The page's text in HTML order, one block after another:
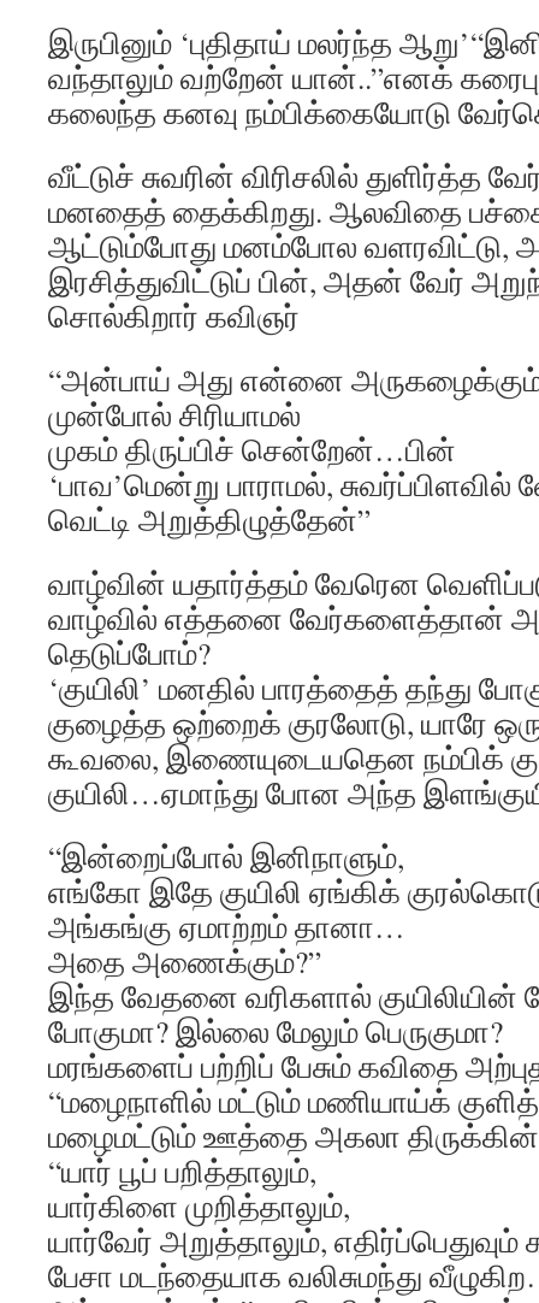
இருபினும் ‘புதிதாய் மலர்ந்த
வந்தாலும் வற்றேன் யான்..”எனக்
கலைந்த கனவு நம்பிக்கையோடு
வீட்டுச் சுவரின் விரிசலில் துளிர்த்த
மனதைத் தைக்கிறது. ஆலவிதை
ஆட்டும்போது மனம்போல வளரவிட்டு,
இரசித்துவிட்டுப் பின், அதன் வேர்
சொல்கிறார் கவிஞர்
“அன்பாய் அது என்னை
முன்போல் சிரியாமல்
முகம் திருப்பிச் சென்றேன்…பின்
‘பாவ’மென்று பாராமல், சுவர்ப்பிளவில்
வெட்டி அறுத்திழுத்தேன்”
வாழ்வின் யதார்த்தம் வேரென
வாழ்வில் எத்தனை வேர்களைத்தான்
தெடுப்போம்?
‘குயிலி’ மனதில் பாரத்தைத் தந்து
குழைத்த ஒற்றைக் குரலோடு, யாரே
கூவலை, இணையுடையதென நம்பிக்
குயிலி…ஏமாந்து போன அந்த
“இன்றைப்போல் இனிநாளும்,
எங்கோ இதே குயிலி ஏங்கிக்
அங்கங்கு ஏமாற்றம் தானா…
அதை அணைக்கும்?”
இந்த வேதனை வரிகளால் குயிலியின்
போகுமா? இல்லை மேலும் பெருகுமா?
மரங்களைப் பற்றிப் பேசும் கவிதை
“மழைநாளில் மட்டும் மணியாய்க்
மழைமட்டும் ஊத்தை அகலா
“யார் பூப் பறித்தாலும்,
யார்கிளை முறித்தாலும்,
யார்வேர் அறுத்தாலும், எதிர்ப்பெதுவும்
பேசா மடந்தையாக வலிசுமந்து